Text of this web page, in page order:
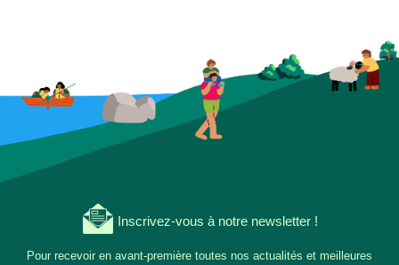
Inscrivez-vous à notre newsletter !
Pour recevoir en avant-première toutes nos actualités et meilleures